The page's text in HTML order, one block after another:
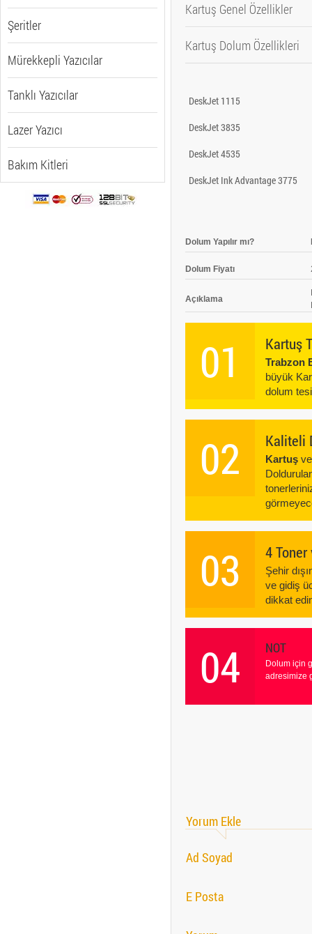
Şeritler
Mürekkepli Yazıcılar
Tanklı Yazıcılar
Lazer Yazıcı
Bakım Kitleri
Kartuş Genel Özellikler
Baskı Teknolojisi
Paket Boyutları (GxDxY)
Paket Ağırlığı
Çalışma Isısı Aralığı
Kartuş Dolum Özellikleri
Dolum Fiyatı
Açıklama
DeskJet 1115
DeskJet 3835
DeskJet 4535
DeskJet Ink Advantage 3775
Dolum Yapılır mı?
Dolum Fiyatı
Açıklama
01 Kartuş
Trabzon
büyük
dolum
02 Kaliteli
Kartuş
03 4
Şehir
ve gidiş
dikkat
04 NOT
Dolum için
adresimize
Yorum Ekle
Ad Soyad
E Posta